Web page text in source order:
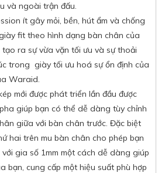
và ngoài trận đấu.
ít gây mỏi, bền, hút ẩm và chống
fit theo hình dạng bàn chân của
ra sự vừa vặn tối ưu và sự thoải
trong giày tối ưu hoá sự ổn định của
Waraid.
mới được phát triển lần đầu được
giúp bạn có thể dễ dàng tùy chỉnh
giữa với bàn chân trước. Đặc biệt
hai trên mu bàn chân cho phép bạn
gia số 1mm một cách dễ dàng giúp
bạn, cung cấp một hiệu suất phù hợp